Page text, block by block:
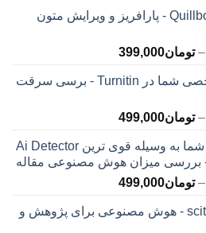
اکانت پرمیوم Quillbot - پارافریز و ویرایش متون
– تومان399,000محدوده
تومان145,000
تومان399,000
شارژ اکانت شخصی شما در Turnitin - برسی سرقت
– تومان499,000محدوده
تومان199,000
تا
تومان499,000
بررسی مقالات شما به وسیله قوی ترین Ai Detector
– تومان499,000محدوده
تومان299,000
اکانت پرمیوم scite - هوش مصنوعی برای پژوهش و